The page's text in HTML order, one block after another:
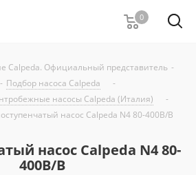
0
Calpeda. Официальный представитель -
- Подбор насоса Calpeda
-
насосы Calpeda (Италия)
-
насос Calpeda N4 80-400B/B
насос Calpeda N4 80-
400B/B